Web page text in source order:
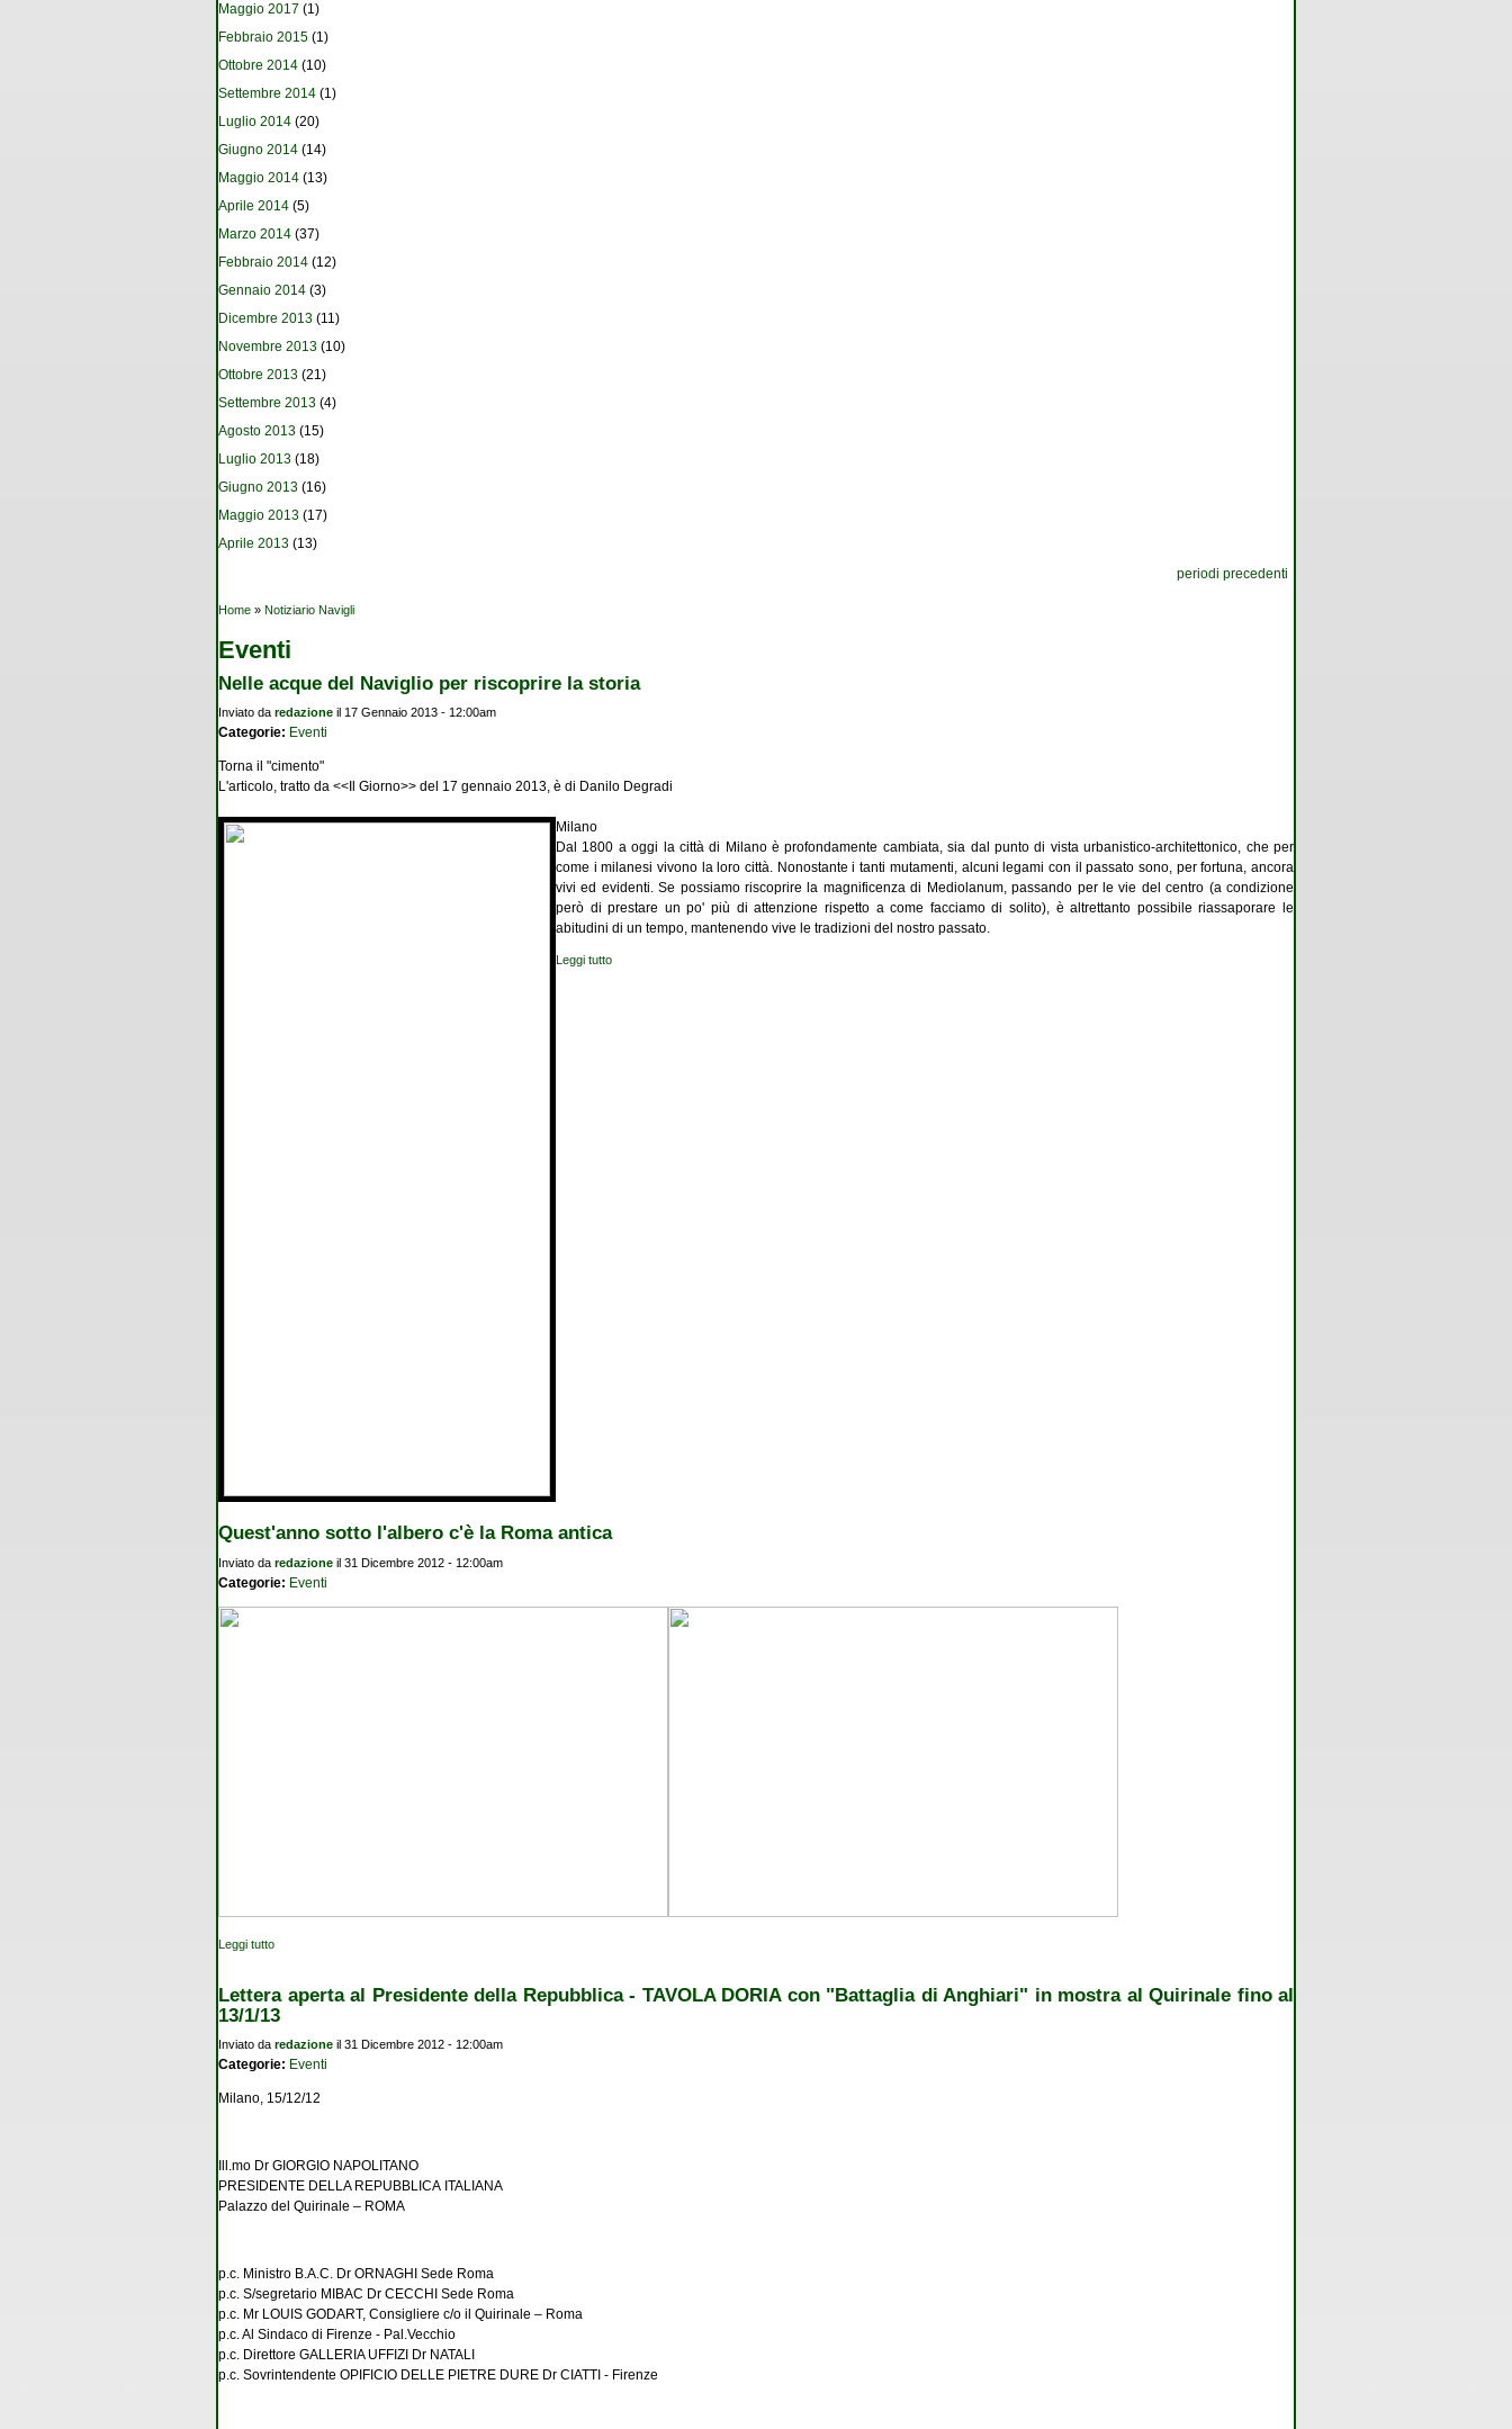
Maggio 2017 (1)
Febbraio 2015 (1)
Ottobre 2014 (10)
Settembre 2014 (1)
Luglio 2014 (20)
Giugno 2014 (14)
Maggio 2014 (13)
Aprile 2014 (5)
Marzo 2014 (37)
Febbraio 2014 (12)
Gennaio 2014 (3)
Dicembre 2013 (11)
Novembre 2013 (10)
Ottobre 2013 (21)
Settembre 2013 (4)
Agosto 2013 (15)
Luglio 2013 (18)
Giugno 2013 (16)
Maggio 2013 (17)
Aprile 2013 (13)
periodi precedenti
Tu sei qui
Home » Notiziario Navigli
Eventi
Nelle acque del Naviglio per riscoprire la storia
Inviato da redazione il 17 Gennaio 2013 - 12:00am
Categorie: Eventi
Torna il "cimento"
L'articolo, tratto da <<Il Giorno>> del 17 gennaio 2013, è di Danilo Degradi
Milano
Dal 1800 a oggi la città di Milano è profondamente cambiata, sia dal punto di vista urbanistico-architettonico, che per
come i milanesi vivono la loro città. Nonostante i tanti mutamenti, alcuni legami con il passato sono, per fortuna, ancora
vivi ed evidenti. Se possiamo riscoprire la magnificenza di Mediolanum, passando per le vie del centro (a condizione
però di prestare un po' più di attenzione rispetto a come facciamo di solito), è altrettanto possibile riassaporare le
abitudini di un tempo, mantenendo vive le tradizioni del nostro passato.
Leggi tutto
Quest'anno sotto l'albero c'è la Roma antica
Inviato da redazione il 31 Dicembre 2012 - 12:00am
Categorie: Eventi
Leggi tutto
Lettera aperta al Presidente della Repubblica - TAVOLA DORIA con "Battaglia di Anghiari" in mostra al Quirinale fino al
13/1/13
Inviato da redazione il 31 Dicembre 2012 - 12:00am
Categorie: Eventi
Milano, 15/12/12
Ill.mo Dr GIORGIO NAPOLITANO
PRESIDENTE DELLA REPUBBLICA ITALIANA
Palazzo del Quirinale – ROMA
p.c. Ministro B.A.C. Dr ORNAGHI Sede Roma
p.c. S/segretario MIBAC Dr CECCHI Sede Roma
p.c. Mr LOUIS GODART, Consigliere c/o il Quirinale – Roma
p.c. Al Sindaco di Firenze - Pal.Vecchio
p.c. Direttore GALLERIA UFFIZI Dr NATALI
p.c. Sovrintendente OPIFICIO DELLE PIETRE DURE Dr CIATTI - Firenze